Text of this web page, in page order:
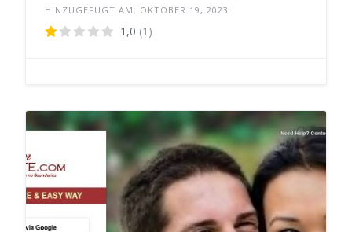
HINZUGEFÜGT AM: OKTOBER 19, 2023
1,0 (1)